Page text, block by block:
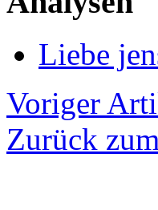
Liebe
Voriger
Zurück